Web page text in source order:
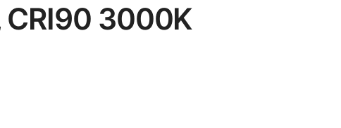
CRI90 3000K